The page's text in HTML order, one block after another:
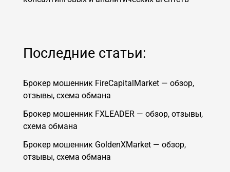
Последние статьи:
Брокер мошенник FireCapitalMarket — обзор,
отзывы, схема обмана
Брокер мошенник FXLEADER — обзор, отзывы,
схема обмана
Брокер мошенник GoldenXMarket — обзор,
отзывы, схема обмана